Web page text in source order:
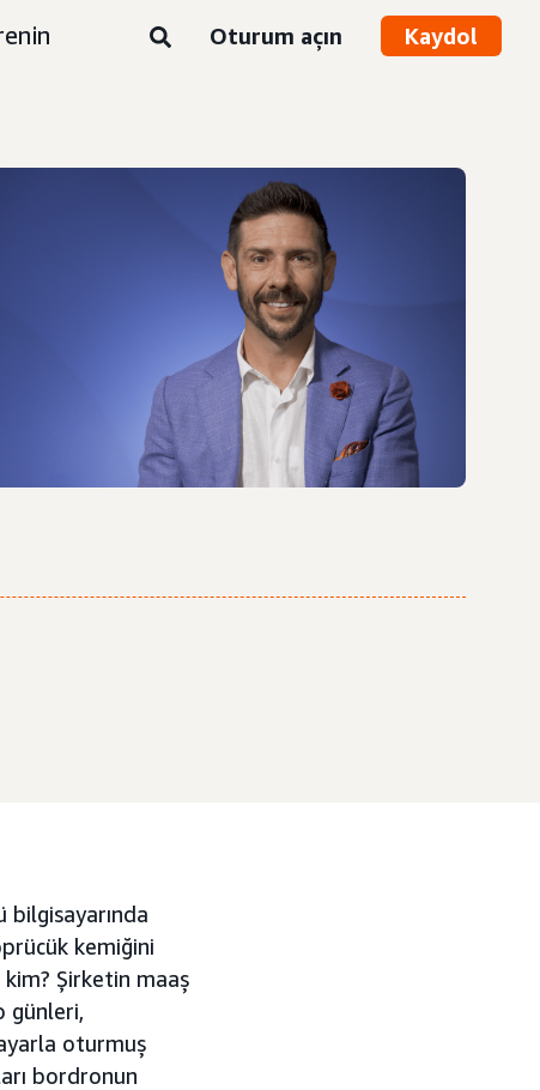
Oturum açın Kaydol
bilgisayarında
kemiğini
kim? Şirketin maaş
günleri,
oturmuş
bordronun